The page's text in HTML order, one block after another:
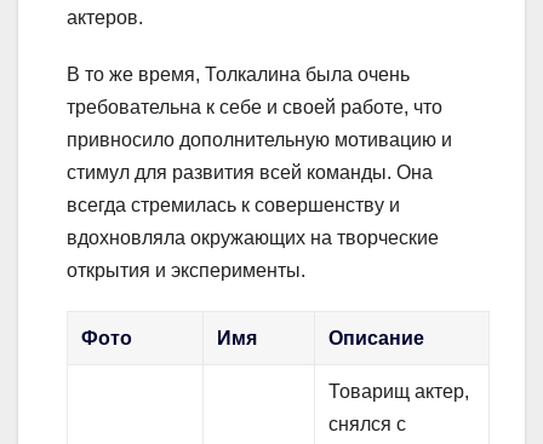
актеров.
В то же время, Толкалина была очень
требовательна к себе и своей работе, что
привносило дополнительную мотивацию и
стимул для развития всей команды. Она
всегда стремилась к совершенству и
вдохновляла окружающих на творческие
открытия и эксперименты.
Фото Имя Описание
Товарищ актер,
снялся с